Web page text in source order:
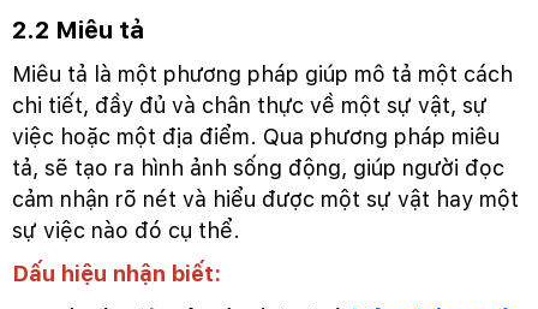
2.2 Miêu tả
Miêu tả là một phương pháp giúp mô tả một cách
chi tiết, đầy đủ và chân thực về một sự vật, sự
việc hoặc một địa điểm. Qua phương pháp miêu
tả, sẽ tạo ra hình ảnh sống động, giúp người đọc
cảm nhận rõ nét và hiểu được một sự vật hay một
sự việc nào đó cụ thể.
Dấu hiệu nhận biết: